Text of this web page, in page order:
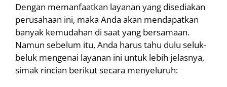
Dengan memanfaatkan layanan yang disediakan
perusahaan ini, maka Anda akan mendapatkan
banyak kemudahan di saat yang bersamaan.
Namun sebelum itu, Anda harus tahu dulu seluk-
beluk mengenai layanan ini untuk lebih jelasnya,
simak rincian berikut secara menyeluruh: